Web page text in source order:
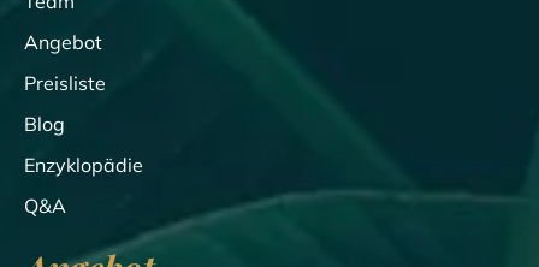
Angebot
Preisliste
Blog
Enzyklopädie
Q&A